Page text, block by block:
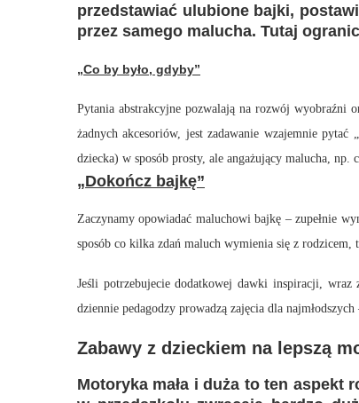
przedstawiać ulubione bajki,
przez samego malucha. Tutaj
„Co by było, gdyby”
Pytania abstrakcyjne pozwalają na rozwój wyobraźni
żadnych akcesoriów, jest zadawanie wzajemnie
dziecka) w sposób prosty, ale angażujący malucha,
„Dokończ bajkę”
Zaczynamy opowiadać maluchowi bajkę – zupełnie
sposób co kilka zdań maluch wymienia się z rodzicem,
Jeśli potrzebujecie dodatkowej dawki inspiracji,
dziennie pedagodzy prowadzą zajęcia dla
Zabawy z dzieckiem na lepszą
Motoryka mała i duża to ten